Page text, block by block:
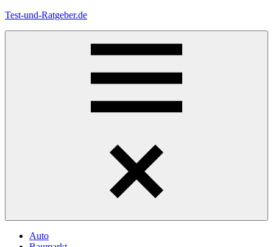
Zum
Test-und-Ratgeber.de
Auto